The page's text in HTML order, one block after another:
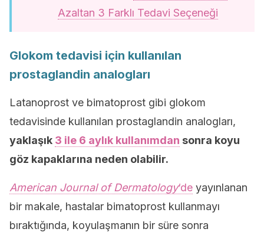
Azaltan 3 Farklı Tedavi Seçeneği
Glokom tedavisi için kullanılan
prostaglandin analogları
Latanoprost ve bimatoprost gibi glokom
tedavisinde kullanılan prostaglandin analogları,
yaklaşık 3 ile 6 aylık kullanımdan sonra koyu
göz kapaklarına neden olabilir.
American Journal of Dermatology‘de yayınlanan
bir makale, hastalar bimatoprost kullanmayı
bıraktığında, koyulaşmanın bir süre sonra